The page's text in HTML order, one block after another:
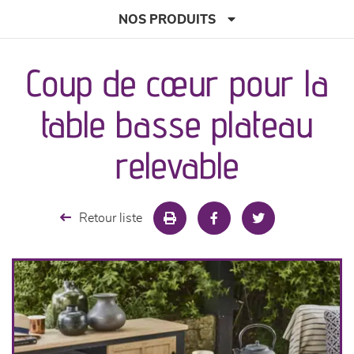
NOS PRODUITS
canapés et fauteuils
séjours
chambres et dressing
literie
décoration
Coup de cœur pour la
table basse plateau
relevable
Retour liste